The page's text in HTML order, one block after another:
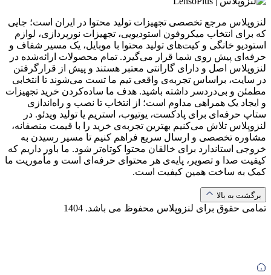
لنزوپلاس مرجع تخصصی تجهیزات تولید محتوا در ایران است؛ جایی
که برای انتخاب میکروفون استودیویی، تجهیزات نورپردازی، لوازم
استودیو خانگی و کیت‌های تولید محتوا با موبایل، یک مسیر شفاف و
حرفه‌ای پیش روی شما قرار می‌گیرد. تمام محصولات ارائه‌شده در
لنزوپلاس اصل و دارای گارانتی معتبر هستند و پیش از قرارگرفتن
در سایت، براساس تجربه‌ی واقعی تیم ما تست می‌شوند تا انتخابی
مطمئن و بی‌دردسر داشته باشید. هدف ما ساده‌کردن خرید تجهیزات
و ایجاد یک همراهی مداوم است؛ از انتخاب تا نصب و راه‌اندازی
ستاپ حرفه‌ای برای پادکست، یوتیوب، استریم یا تولید ویدئو. در
لنزوپلاس تلاش می‌کنیم بهترین تجربه‌ی خرید را با قیمت منصفانه،
مشاوره تخصصی و ارسال سریع فراهم کنیم تا مسیر رسیدن به
خروجی استاندارد برای خالقان محتوا کوتاه‌تر شود. ما باور داریم که
کیفیت صدا و تصویر، پایه‌ی هر محتوای حرفه‌ای است و مأموریت ما
کمک به ساخت همین کیفیت است.
برگشت به بالا
تمامی حقوق برای لنزوپلاس محفوظ می باشد. 1404